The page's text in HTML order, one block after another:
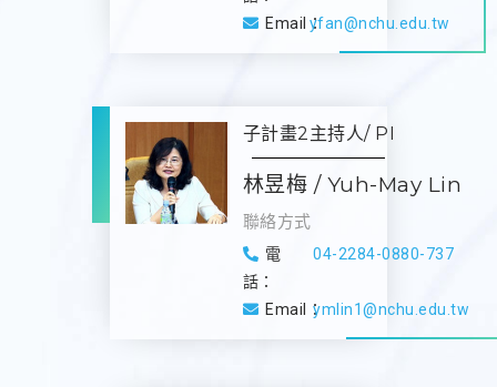
Email：yfan@nchu.edu.tw
子計畫2主持人/ PI
林昱梅 / Yuh-May Lin
聯絡方式
電
話：
04-2284-0880-737
Email：ymlin1@nchu.edu.tw